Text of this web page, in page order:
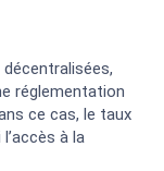
réglementation
ce cas, le taux
à la